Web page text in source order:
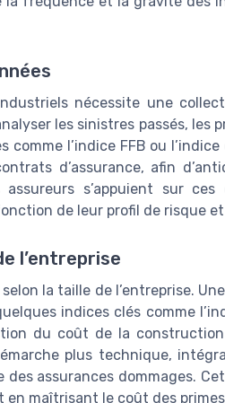
nécessite une
les sinistres passés, les
l’indice FFB ou
d’assurance, afin
s’appuient sur
de leur profil de risque
l’entreprise
la taille de l’entreprise.
indices clés comme
du coût de la
plus technique,
assurances dommages.
maîtrisant le coût des primes